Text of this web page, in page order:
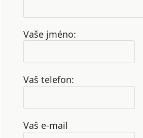
Vaše jméno:
Vaš telefon:
Vaš e-mail